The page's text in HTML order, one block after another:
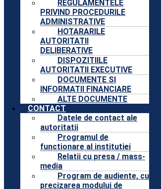
REGULAMENTELE
PRIVIND PROCEDURILE
ADMINISTRATIVE
HOTARARILE
AUTORITATII
DELIBERATIVE
DISPOZITIILE
AUTORITATII EXECUTIVE
DOCUMENTE SI
INFORMATII FINANCIARE
ALTE DOCUMENTE
CONTACT
Datele de contact ale
autoritatii
Programul de
functionare al institutiei
Relatii cu presa / mass-
media
Program de audiente, cu
precizarea modului de